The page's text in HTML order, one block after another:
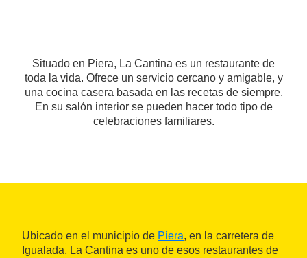
Situado en Piera, La Cantina es un restaurante de
toda la vida. Ofrece un servicio cercano y amigable, y
una cocina casera basada en las recetas de siempre.
En su salón interior se pueden hacer todo tipo de
celebraciones familiares.
Ubicado en el municipio de Piera, en la carretera de
Igualada, La Cantina es uno de esos restaurantes de